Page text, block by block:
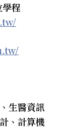
程
生醫資訊
、計算機